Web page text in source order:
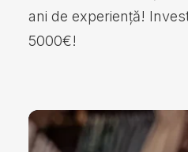
ani de experiență!
5000€!